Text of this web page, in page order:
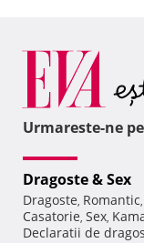
Urmareste-ne pe
Dragoste & Sex
Dragoste, Romantic,
Casatorie, Sex,
Declaratii de